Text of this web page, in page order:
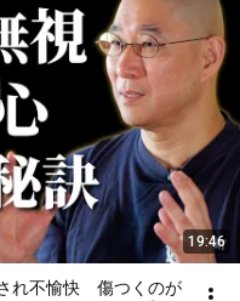
19:46
れ不愉快 傷つくのが